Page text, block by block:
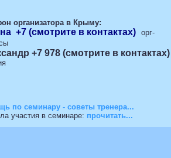
организатора в Крыму:
+7 (смотрите в контактах) орг-
+7 978 (смотрите в контактах)
по семинару - советы тренера...
участия в семинаре: прочитать...